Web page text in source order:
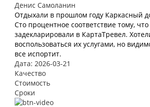
Денис Самоланин
Отдыхали в прошлом году Каркасный
Сто процентное соответствие тому,
задекларировали в КартаТревел.
воспользоваться их услугами, но
все испортит.
Дата: 2026-03-21
Качество
Стоимость
Сроки